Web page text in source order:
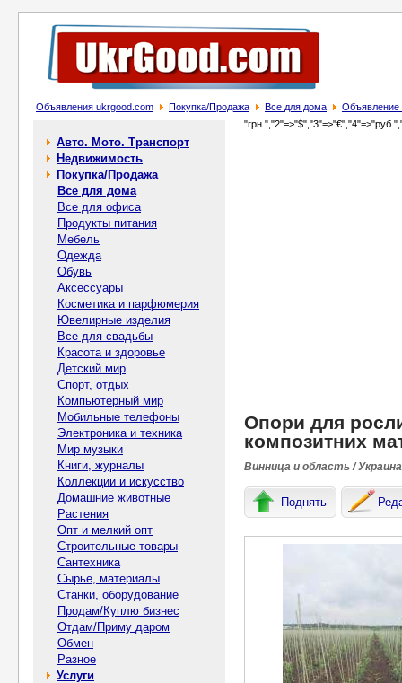
Объявления ukrgood.com Покупка/Продажа Все для дома Объявление
Авто. Мото. Транспорт
Недвижимость
Покупка/Продажа
Все для дома
Все для офиса
Продукты питания
Мебель
Одежда
Обувь
Аксессуары
Косметика и парфюмерия
Ювелирные изделия
Все для свадьбы
Красота и здоровье
Детский мир
Спорт, отдых
Компьютерный мир
Мобильные телефоны
Электроника и техника
Мир музыки
Книги, журналы
Коллекции и искусство
Домашние животные
Растения
Опт и мелкий опт
Строительные товары
Сантехника
Сырье, материалы
Станки, оборудование
Продам/Куплю бизнес
Отдам/Приму даром
Обмен
Разное
Услуги
Опори для
композитних
Винница и область / Украина
Поднять